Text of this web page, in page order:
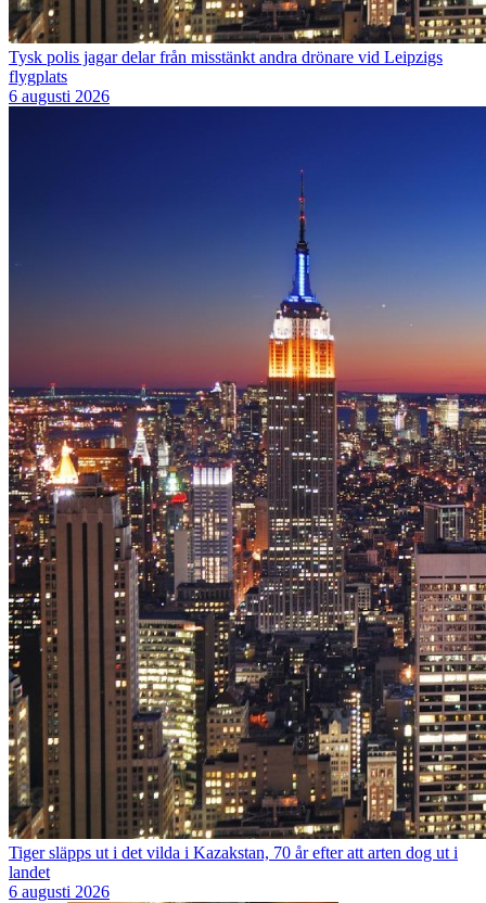
Tysk polis jagar delar från misstänkt andra drönare vid Leipzigs
flygplats
6 augusti 2026
Tiger släpps ut i det vilda i Kazakstan, 70 år efter att arten dog ut i
landet
6 augusti 2026